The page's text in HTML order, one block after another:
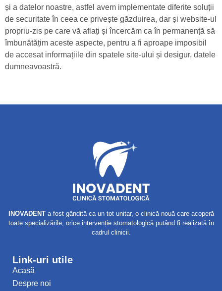
și a datelor noastre, astfel avem implementate diferite soluții
de securitate în ceea ce privește găzduirea, dar și website-ul
propriu-zis pe care vă aflați și încercăm ca în permanență să
îmbunătățim aceste aspecte, pentru a fi aproape imposibil
de accesat informațiile din spatele site-ului și desigur, datele
dumneavoastră.
INOVADENTa fost gândită ca un tot unitar, o clinică nouă care acoperă
toate specializările, orice intervenție stomatologică putând fi realizată în
cadrul clinicii.
Link-uri utile
Acasă
Despre noi